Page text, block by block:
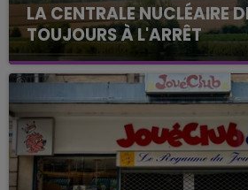
LA CENTRALE NUCLÉAIRE
TOUJOURS À L'ARRÊT
Cela fait déjà une semaine que
nucléaire ardennaise est à
justifiée par la sécheresse
présente.